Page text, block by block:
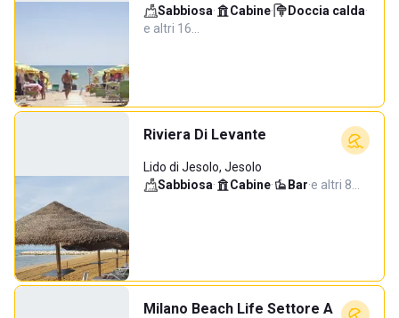
Sabbiosa· Cabine· Doccia calda·
e altri 16…
Riviera Di Levante
Lido di Jesolo, Jesolo
Sabbiosa· Cabine· Bar·e altri 8…
Milano Beach Life Settore A